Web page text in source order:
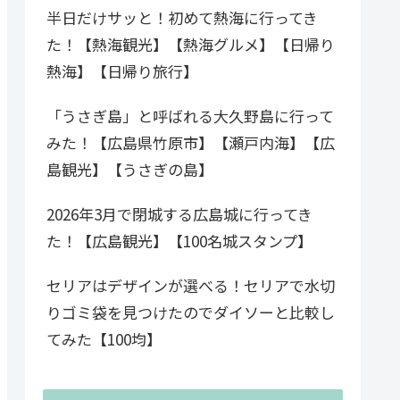
半日だけサッと！初めて熱海に行ってき
た！【熱海観光】【熱海グルメ】【日帰り
熱海】【日帰り旅行】
「うさぎ島」と呼ばれる大久野島に行って
みた！【広島県竹原市】【瀬戸内海】【広
島観光】【うさぎの島】
2026年3月で閉城する広島城に行ってき
た！【広島観光】【100名城スタンプ】
セリアはデザインが選べる！セリアで水切
りゴミ袋を見つけたのでダイソーと比較し
てみた【100均】